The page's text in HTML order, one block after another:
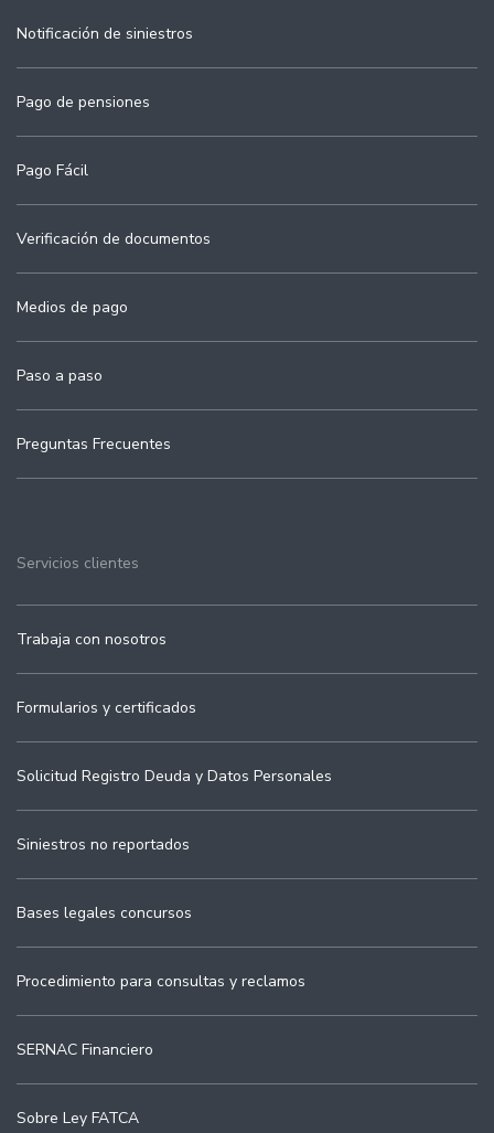
Notificación de siniestros
Pago de pensiones
Pago Fácil
Verificación de documentos
Medios de pago
Paso a paso
Preguntas Frecuentes
Servicios clientes
Trabaja con nosotros
Formularios y certificados
Solicitud Registro Deuda y Datos Personales
Siniestros no reportados
Bases legales concursos
Procedimiento para consultas y reclamos
SERNAC Financiero
Sobre Ley FATCA